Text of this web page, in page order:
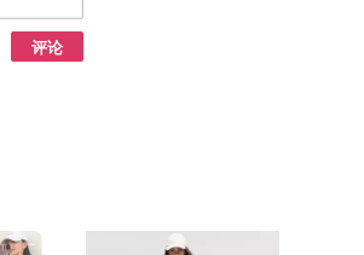
评论